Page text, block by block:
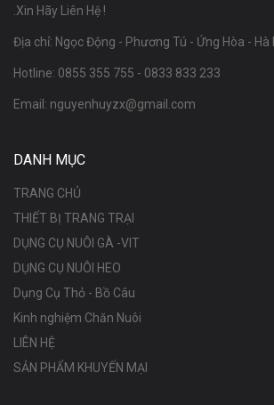
.Xin Hãy Liên Hệ !
Địa chỉ: Ngọc Động - Phương Tú - Ứng Hòa - Hà
Hotline: 0855 355 755 - 0833 833 233
Email: nguyenhuyzx@gmail.com
DANH MỤC
TRANG CHỦ
THIẾT BỊ TRANG TRẠI
DỤNG CỤ NUÔI GÀ -VIT
DỤNG CỤ NUÔI HEO
Dụng Cụ Thỏ - Bồ Câu
Kinh nghiệm Chăn Nuôi
LIÊN HỆ
SẢN PHẨM KHUYẾN MẠI